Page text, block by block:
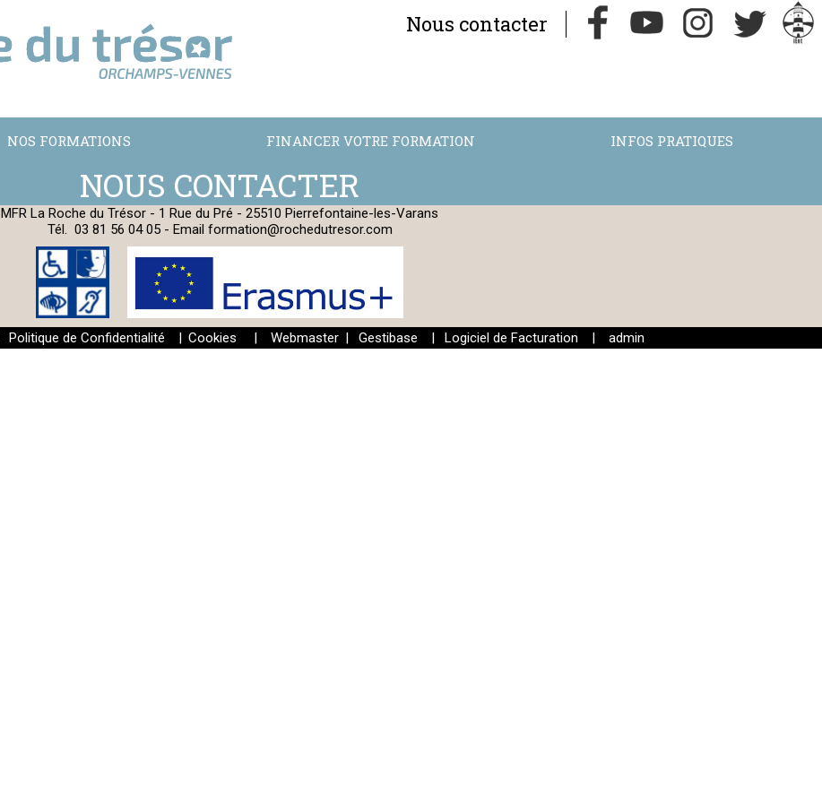
Nous contacter
NOS FORMATIONS FINANCER VOTRE FORMATION INFOS PRATIQUES
MFR La Roche du Trésor - 1 Rue du Pré - 25510 Pierrefontaine-les-Varans
Tél. 03 81 56 04 05- Email formation@rochedutresor.com
Politique de Confidentialité | Cookies | Webmaster | Gestibase | Logiciel de Facturation | admin